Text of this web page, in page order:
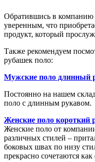
Обратившись в компанию
уверенным, что
продукт, который
Также рекомендуем
рубашек поло:
Мужские поло длинный
Постоянно на нашем
поло с длинным рукавом.
Женские поло короткий
Женские поло от
различных стилей –
боковых швах по низу
прекрасно сочетаются